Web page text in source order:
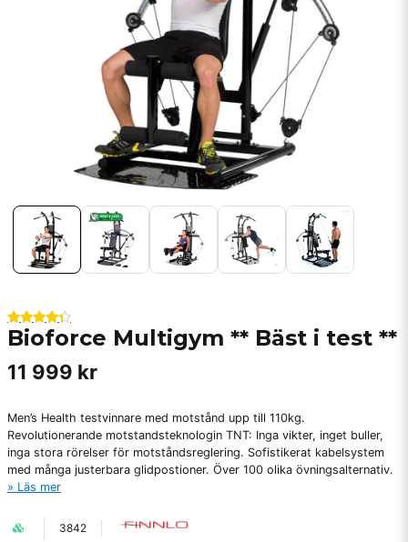
Bioforce Multigym ** Bäst i test **
11 999 kr
Men’s Health testvinnare med motstånd upp till 110kg.
Revolutionerande motstandsteknologin TNT: Inga vikter, inget buller,
inga stora rörelser för motståndsreglering. Sofistikerat kabelsystem
med många justerbara glidpostioner. Över 100 olika övningsalternativ.
Läs mer
3842